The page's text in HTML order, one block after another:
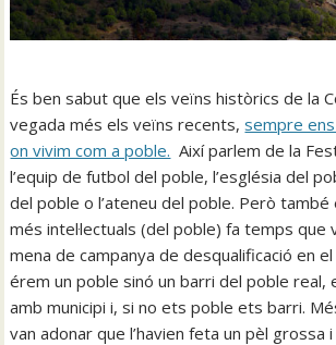
És ben sabut que els veïns històrics de la
vegada més els veïns recents,sempre
on vivim com a poble. Així parlem de la
l’equip de futbol del poble, l’església del
del poble o l’ateneu del poble. Però
més intel·lectuals (del poble) fa temps que
mena de campanya de desqualificació en
érem un poble sinó un barri del poble real,
amb municipi i, si no ets poble ets barri.
van adonar que l’havien feta un pèl grossa